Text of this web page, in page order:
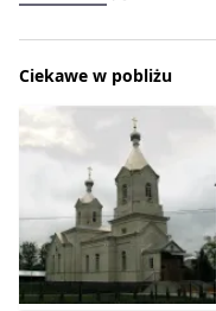
Ciekawe w pobliżu